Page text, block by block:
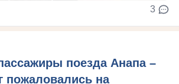
3
поезда Анапа –
пожаловались на